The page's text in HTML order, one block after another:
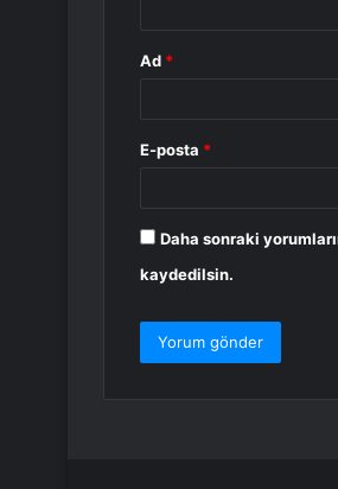
Ad *
E-posta *
Daha sonraki
kaydedilsin.